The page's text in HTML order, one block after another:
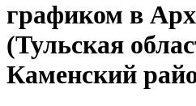
графиком в
(Тульская
Каменский